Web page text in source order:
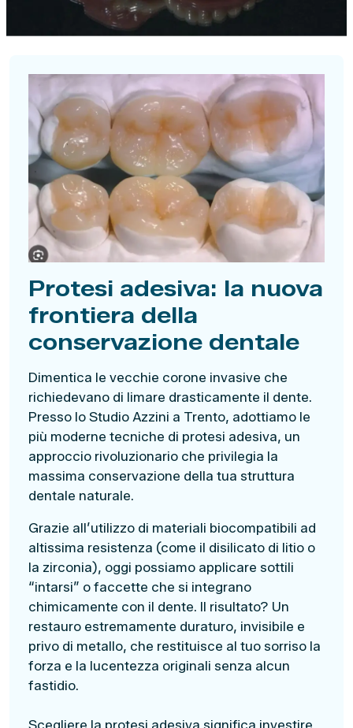
Protesi adesiva: la nuova
frontiera della
conservazione dentale
Dimentica le vecchie corone invasive che
richiedevano di limare drasticamente il dente.
Presso lo Studio Azzini a Trento, adottiamo le
più moderne tecniche di protesi adesiva, un
approccio rivoluzionario che privilegia la
massima conservazione della tua struttura
dentale naturale.
Grazie all’utilizzo di materiali biocompatibili ad
altissima resistenza (come il disilicato di litio o
la zirconia), oggi possiamo applicare sottili
“intarsi” o faccette che si integrano
chimicamente con il dente. Il risultato? Un
restauro estremamente duraturo, invisibile e
privo di metallo, che restituisce al tuo sorriso la
forza e la lucentezza originali senza alcun
fastidio.